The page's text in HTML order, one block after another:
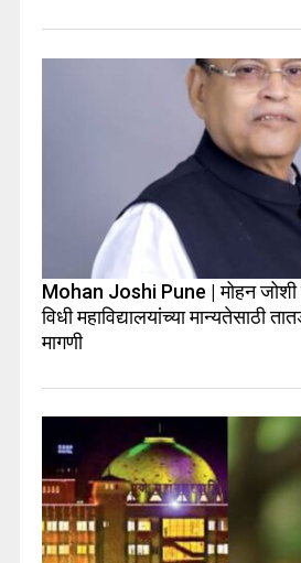
Mohan Joshi Pune | मोहन जोशी
विधी महाविद्यालयांच्या मान्यतेसाठी
मागणी